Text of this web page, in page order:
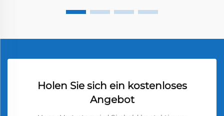
Holen Sie sich ein kostenloses
Angebot